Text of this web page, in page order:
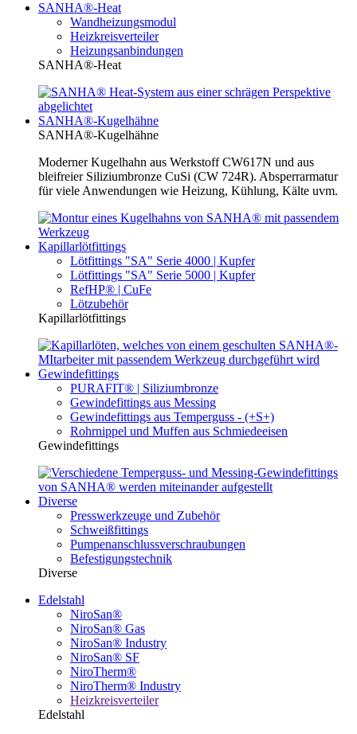
SANHA®-Heat
Wandheizungsmodul
Heizkreisverteiler
Heizungsanbindungen
SANHA®-Heat
SANHA®-Kugelhähne
SANHA®-Kugelhähne
Moderner Kugelhahn aus Werkstoff CW617N und aus
bleifreier Siliziumbronze CuSi (CW 724R). Absperrarmatur
für viele Anwendungen wie Heizung, Kühlung, Kälte uvm.
Kapillarlötfittings
Lötfittings "SA" Serie 4000 | Kupfer
Lötfittings "SA" Serie 5000 | Kupfer
RefHP® | CuFe
Lötzubehör
Kapillarlötfittings
Gewindefittings
PURAFIT® | Siliziumbronze
Gewindefittings aus Messing
Gewindefittings aus Temperguss - (+S+)
Rohrnippel und Muffen aus Schmiedeeisen
Gewindefittings
Diverse
Presswerkzeuge und Zubehör
Schweißfittings
Pumpenanschlussverschraubungen
Befestigungstechnik
Diverse
Edelstahl
NiroSan®
NiroSan® Gas
NiroSan® Industry
NiroSan® SF
NiroTherm®
NiroTherm® Industry
Heizkreisverteiler
Edelstahl